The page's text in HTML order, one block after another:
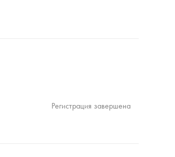
Регистрация завершена